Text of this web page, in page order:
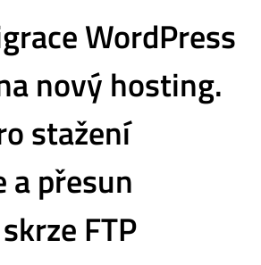
WordPress
nový hosting.
stažení
a přesun
FTP